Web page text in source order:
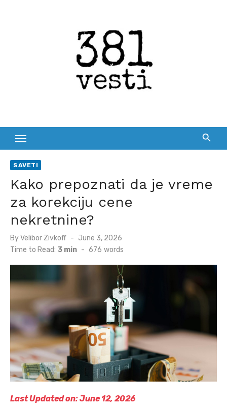
SAVETI
Kako prepoznati da je vreme
za korekciju cene
nekretnine?
ByVelibor Zivkoff
Posted
June 3, 2026
Time to Read: 3 min - 676 words
Last Updated on: June 12, 2026